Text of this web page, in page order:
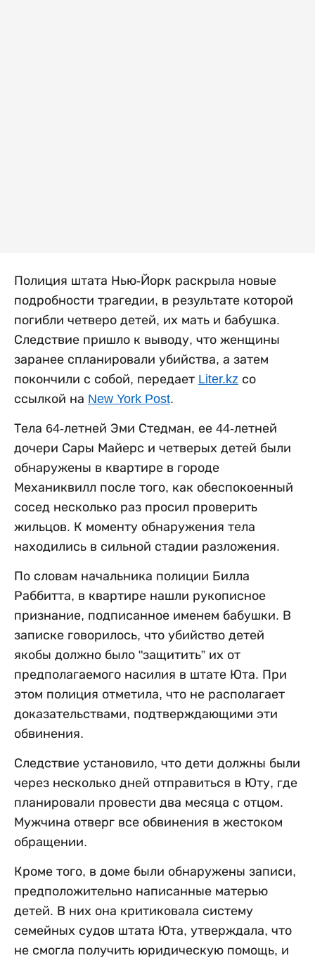
Полиция штата Нью-Йорк раскрыла новые
подробности трагедии, в результате которой
погибли четверо детей, их мать и бабушка.
Следствие пришло к выводу, что женщины
заранее спланировали убийства, а затем
покончили с собой, передает Liter.kz со
ссылкой на New York Post.
Тела 64-летней Эми Стедман, ее 44-летней
дочери Сары Майерс и четверых детей были
обнаружены в квартире в городе
Механиквилл после того, как обеспокоенный
сосед несколько раз просил проверить
жильцов. К моменту обнаружения тела
находились в сильной стадии разложения.
По словам начальника полиции Билла
Раббитта, в квартире нашли рукописное
признание, подписанное именем бабушки. В
записке говорилось, что убийство детей
якобы должно было "защитить” их от
предполагаемого насилия в штате Юта. При
этом полиция отметила, что не располагает
доказательствами, подтверждающими эти
обвинения.
Следствие установило, что дети должны были
через несколько дней отправиться в Юту, где
планировали провести два месяца с отцом.
Мужчина отверг все обвинения в жестоком
обращении.
Кроме того, в доме были обнаружены записи,
предположительно написанные матерью
детей. В них она критиковала систему
семейных судов штата Юта, утверждала, что
не смогла получить юридическую помощь, и